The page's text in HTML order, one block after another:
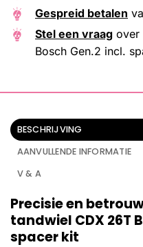
Gespreid betalen
Stel een vraag over
Bosch Gen.2 incl.
BESCHRIJVING
AANVULLENDE INFORMATIE
V & A
Precisie en
tandwiel CDX 26T
spacer kit